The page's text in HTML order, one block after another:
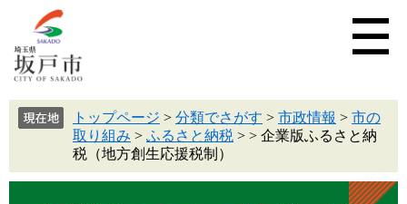
トップページ > 分類でさがす > 市政情報 > 市の
取り組み > ふるさと納税 > > 企業版ふるさと納
税（地方創生応援税制）